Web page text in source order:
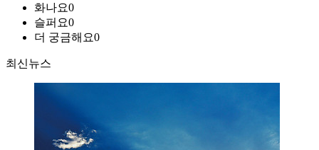
화나요0
슬퍼요0
더 궁금해요0
최신뉴스